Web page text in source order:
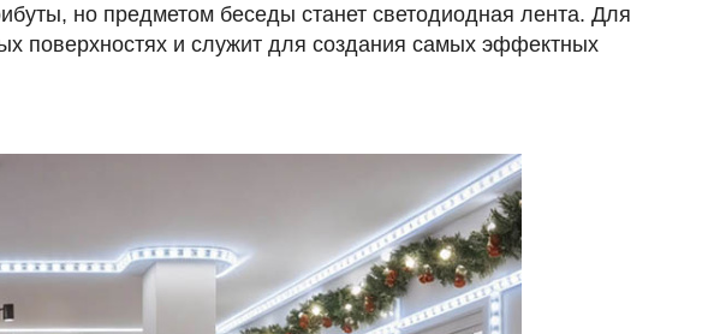
но предметом беседы станет светодиодная лента. Для
поверхностях и служит для создания самых эффектных